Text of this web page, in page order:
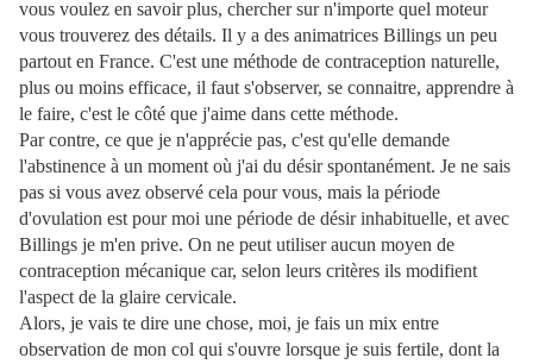
vous voulez en savoir plus, chercher sur n'importe quel moteur
vous trouverez des détails. Il y a des animatrices Billings un peu
partout en France. C'est une méthode de contraception naturelle,
plus ou moins efficace, il faut s'observer, se connaitre, apprendre à
le faire, c'est le côté que j'aime dans cette méthode.
Par contre, ce que je n'apprécie pas, c'est qu'elle demande
l'abstinence à un moment où j'ai du désir spontanément. Je ne sais
pas si vous avez observé cela pour vous, mais la période
d'ovulation est pour moi une période de désir inhabituelle, et avec
Billings je m'en prive. On ne peut utiliser aucun moyen de
contraception mécanique car, selon leurs critères ils modifient
l'aspect de la glaire cervicale.
Alors, je vais te dire une chose, moi, je fais un mix entre
observation de mon col qui s'ouvre lorsque je suis fertile, dont la